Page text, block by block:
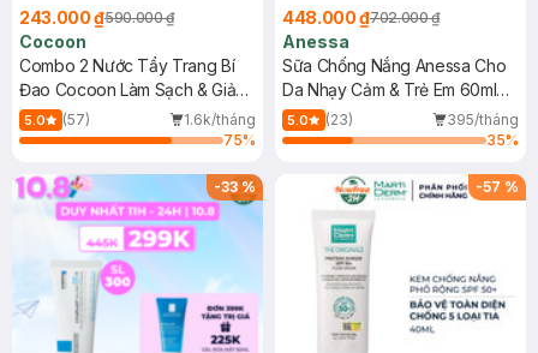
243.000 ₫590.000 ₫
Cocoon
Combo 2 Nước Tẩy Trang Bí
Đao Cocoon Làm Sạch & Giảm
Dầu 500ml
5.0 (57)
1.6k/tháng
75%
448.000 ₫702.000 ₫
Anessa
Sữa Chống Nắng Anessa Cho
Da Nhạy Cảm & Trẻ Em 60ml
(Mới)
5.0 (23)
395/tháng
35%
-33% -57 %